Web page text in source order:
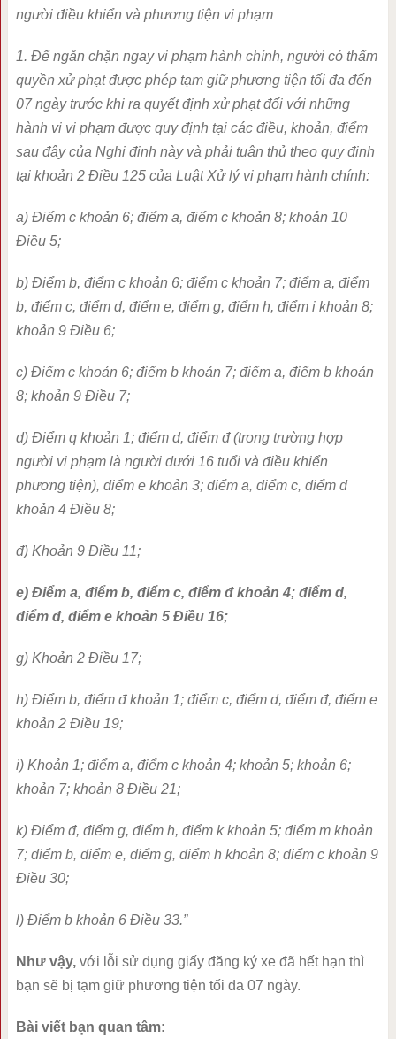
người điều khiển và phương tiện vi phạm
1. Để ngăn chặn ngay vi phạm hành chính, người có thẩm
quyền xử phạt được phép tạm giữ phương tiện tối đa đến
07 ngày trước khi ra quyết định xử phạt đối với những
hành vi vi phạm được quy định tại các điều, khoản, điểm
sau đây của Nghị định này và phải tuân thủ theo quy định
tạikhoản 2 Điều 125 của Luật Xử lý vi phạm hành chính:
a) Điểm c khoản 6; điểm a, điểm c khoản 8; khoản 10
Điều 5;
b) Điểm b, điểm c khoản 6; điểm c khoản 7; điểm a, điểm
b, điểm c, điểm d, điểm e, điểm g, điểm h, điểm i khoản 8;
khoản 9 Điều 6;
c) Điểm c khoản 6; điểm b khoản 7; điểm a, điểm b khoản
8; khoản 9 Điều 7;
d) Điểm q khoản 1; điểm d, điểm đ (trong trường hợp
người vi phạm là người dưới 16 tuổi và điều khiển
phương tiện), điểm e khoản 3; điểm a, điểm c, điểm d
khoản 4 Điều 8;
đ) Khoản 9 Điều 11;
e) Điểm a, điểm b, điểm c, điểm đ khoản 4; điểm d,
điểm đ, điểm e khoản 5 Điều 16;
g) Khoản 2 Điều 17;
h) Điểm b, điểm đ khoản 1; điểm c, điểm d, điểm đ, điểm e
khoản 2 Điều 19;
i) Khoản 1; điểm a, điểm c khoản 4; khoản 5; khoản 6;
khoản 7; khoản 8 Điều 21;
k) Điểm đ, điểm g, điểm h, điểm k khoản 5; điểm m khoản
7; điểm b, điểm e, điểm g, điểm h khoản 8; điểm c khoản 9
Điều 30;
l) Điểm b khoản 6 Điều 33.”
Như vậy,với lỗi sử dụng giấy đăng ký xe đã hết hạn thì
bạn sẽ bị tạm giữ phương tiện tối đa 07 ngày.
Bài viết bạn quan tâm: